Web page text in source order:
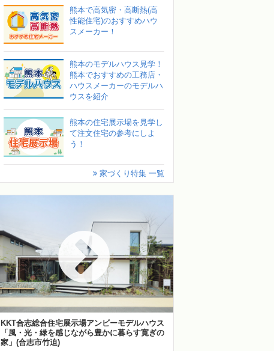
熊本で高気密・高断熱(高
性能住宅)のおすすめハウ
スメーカー！
熊本のモデルハウス見学！
熊本でおすすめの工務店・
ハウスメーカーのモデルハ
ウスを紹介
熊本の住宅展示場を見学し
て注文住宅の参考にしよ
う！
家づくり特集 一覧
KKT合志総合住宅展示場アンビーモデルハウス
「風・光・緑を感じながら豊かに暮らす寛ぎの
家」(合志市竹迫)